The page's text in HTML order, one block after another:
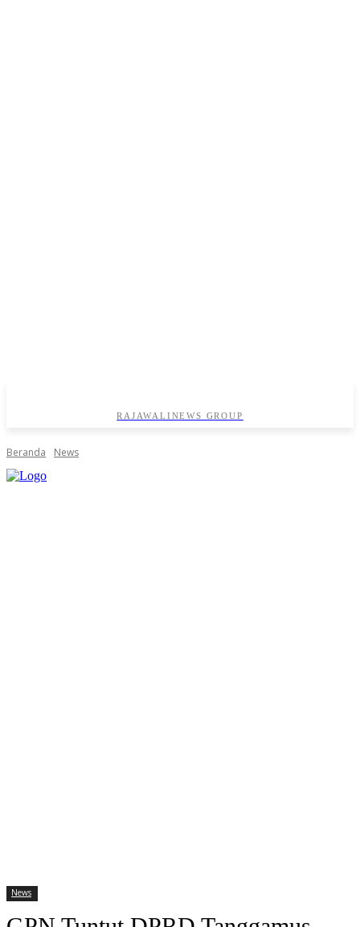
RAJAWALINEWS GROUP
Beranda News
News